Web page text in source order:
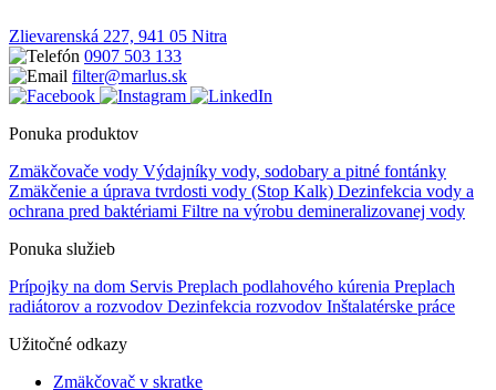
Zlievarenská 227, 941 05 Nitra
0907 503 133
filter@marlus.sk
Ponuka produktov
Zmäkčovače vody Výdajníky vody, sodobary a pitné fontánky
Zmäkčenie a úprava tvrdosti vody (Stop Kalk) Dezinfekcia vody a
ochrana pred baktériami Filtre na výrobu demineralizovanej vody
Ponuka služieb
Prípojky na dom Servis Preplach podlahového kúrenia Preplach
radiátorov a rozvodov Dezinfekcia rozvodov Inštalatérske práce
Užitočné odkazy
Zmäkčovač v skratke